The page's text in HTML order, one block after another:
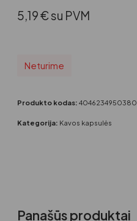
5,19€su PVM
Neturime
Produkto kodas: 4046234950380
Kategorija: Kavos kapsulės
Panašūs produktai